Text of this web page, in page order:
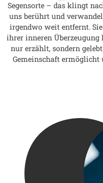
Segensorte – das klingt
uns berührt und
irgendwo weit entfernt.
ihrer inneren
nur erzählt, sondern
Gemeinschaft